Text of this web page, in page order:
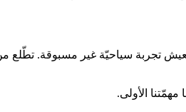
تجربة سياحيّة غير مسبوقة. تطّلع
الأولى.